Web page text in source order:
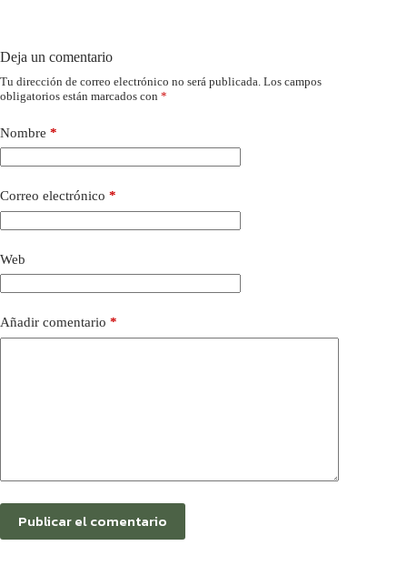
Deja un comentario
Tu dirección de correo electrónico no será publicada. Los campos
obligatorios están marcados con *
Nombre *
Correo electrónico *
Web
Añadir comentario *
Publicar el comentario